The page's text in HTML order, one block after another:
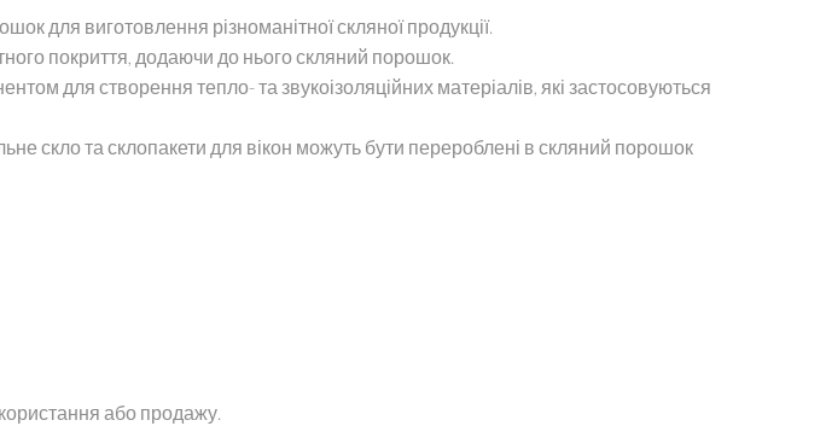
для виготовлення різноманітної скляної продукції.
покриття, додаючи до нього скляний порошок.
для створення тепло- та звукоізоляційних матеріалів, які застосовуються
скло та склопакети для вікон можуть бути перероблені в скляний порошок
або продажу.